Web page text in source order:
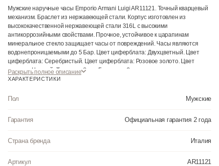
Мужские наручные часы Emporio Armani Luigi AR11121. Точный кварцевый
механизм. Браслет из нержавеющей стали. Корпус изготовлен из
высококачественной нержавеющей стали 316L с высокими
антикоррозийными свойствами. Прочное, устойчивое к царапинам
минеральное стекло защищает часы от повреждений. Часы являются
водонепроницаемыми до 5 Бар. Цвет циферблата: Двухцветный. Цвет
циферблата: Серебристый. Цвет циферблата: Розовое золото. Цвет
корпуса: Черный. Толщина: 8 мм. Гарантия: 2 года.
Раскрыть полное описание
ХАРАКТЕРИСТИКИ
Пол Мужские
Гарантия Официальная гарантия 2 года
Страна бренда Италия
Артикул AR11121